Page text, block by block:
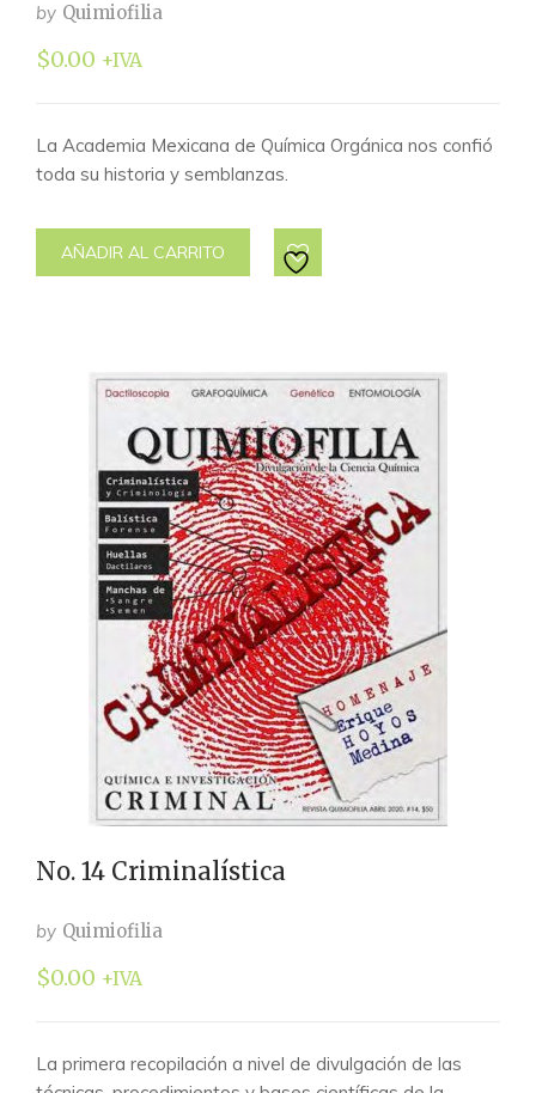
by Quimiofilia
$0.00 +IVA
La Academia Mexicana de Química Orgánica nos confió
toda su historia y semblanzas.
AÑADIR AL CARRITO
No. 14 Criminalística
by Quimiofilia
$0.00 +IVA
La primera recopilación a nivel de divulgación de las